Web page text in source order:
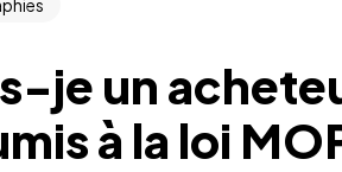
je un
à la loi